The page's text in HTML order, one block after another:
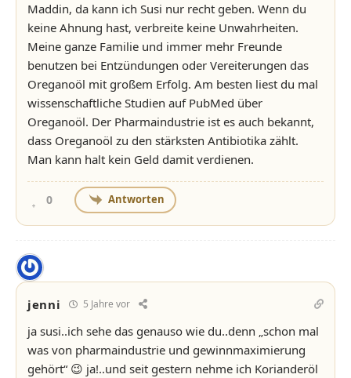
Maddin, da kann ich Susi nur recht geben. Wenn du
keine Ahnung hast, verbreite keine Unwahrheiten.
Meine ganze Familie und immer mehr Freunde
benutzen bei Entzündungen oder Vereiterungen das
Oreganoöl mit großem Erfolg. Am besten liest du mal
wissenschaftliche Studien auf PubMed über
Oreganoöl. Der Pharmaindustrie ist es auch bekannt,
dass Oreganoöl zu den stärksten Antibiotika zählt.
Man kann halt kein Geld damit verdienen.
0 Antworten
jenni 5 Jahre vor
ja susi..ich sehe das genauso wie du..denn „schon mal
was von pharmaindustrie und gewinnmaximierung
gehört“ 😉 ja!..und seit gestern nehme ich Korianderöl